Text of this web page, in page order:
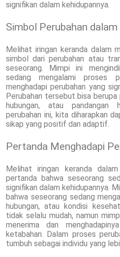
signifikan dalam kehidupannya.
Simbol Perubahan dalam
Melihat iringan keranda dalam
simbol dari perubahan atau
seseorang. Mimpi ini
sedang mengalami proses
menghadapi perubahan yang
Perubahan tersebut bisa berupa
hubungan, atau pandangan
perubahan ini, kita diharapkan
sikap yang positif dan adaptif.
Pertanda Menghadapi
Melihat iringan keranda
pertanda bahwa seseorang
signifikan dalam kehidupannya.
bahwa seseorang sedang
hubungan, atau kondisi
tidak selalu mudah, namun
menerima dan
ketabahan. Dalam proses
tumbuh sebagai individu yang